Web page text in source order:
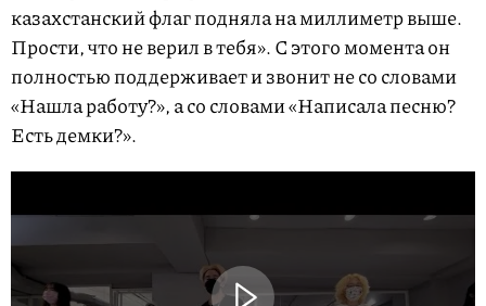
казахстанский флаг подняла на миллиметр выше.
Прости, что не верил в тебя». С этого момента он
полностью поддерживает и звонит не со словами
«Нашла работу?», а со словами «Написала песню?
Есть демки?».